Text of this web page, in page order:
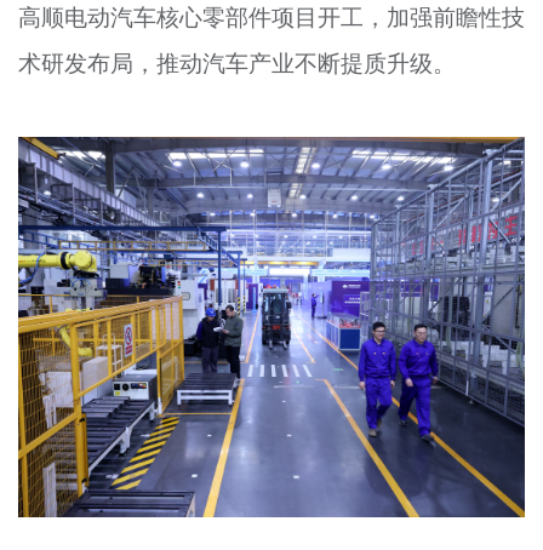
高顺电动汽车核心零部件项目开工，加强前瞻性技
术研发布局，推动汽车产业不断提质升级。